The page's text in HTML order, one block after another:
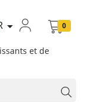
et de
 0